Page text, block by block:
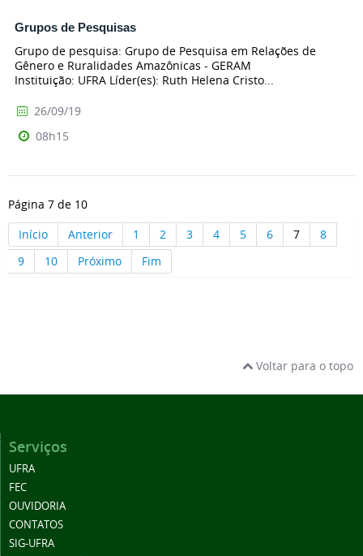
Grupos de Pesquisas
Grupo de pesquisa: Grupo de Pesquisa em Relações de
Gênero e Ruralidades Amazônicas - GERAM
Instituição: UFRA Líder(es): Ruth Helena Cristo...
26/09/19
08h15
Página 7 de 10
Início
Anterior 1 2 3 4 5 6 7
8
9
10 Próximo Fim
Voltar para o topo
Serviços
UFRA
FEC
OUVIDORIA
CONTATOS
SIG-UFRA